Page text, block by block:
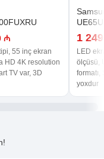
₼
55 inç ekran
HD 4K resolution
TV var, 3D
1 249
LED
ölçüsü,
formatı,
yoxdur